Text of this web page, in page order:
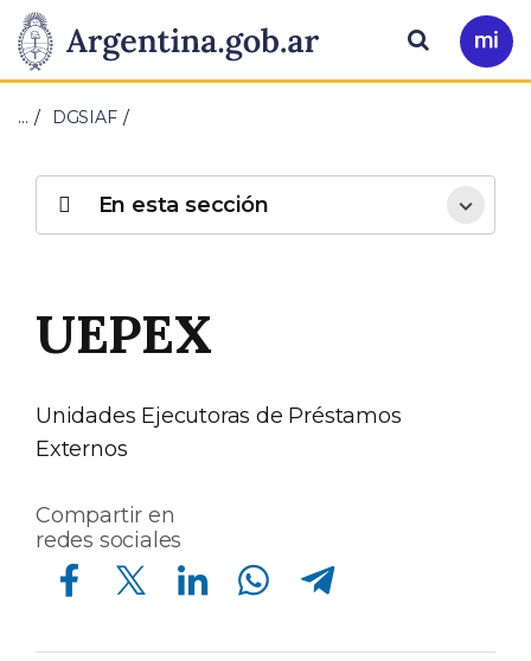
Presidencia
de
Nación
Pasar al contenido principal
Ir
a
Buscar
… DGSIAF
UEPEX
Unidades Ejecutoras de Préstamos
Externos
Compartir en
redes sociales
Compartir en Facebook Compartir en Twitter Compartir en Linkedin Compartir en Whatsapp Compartir en Telegram
En esta sección